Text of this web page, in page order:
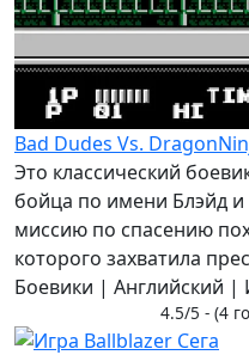
Bad Dudes Vs.
Это классический
бойца по имени Блэйд
миссию по спасению
которого захватила
Боевики | Английский |
4.5/5 - (4